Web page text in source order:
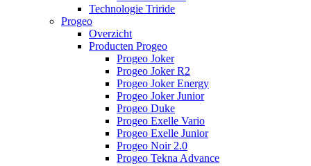
Technologie Triride
Progeo
Overzicht
Producten Progeo
Progeo Joker
Progeo Joker R2
Progeo Joker Energy
Progeo Joker Junior
Progeo Duke
Progeo Exelle Vario
Progeo Exelle Junior
Progeo Noir 2.0
Progeo Tekna Advance